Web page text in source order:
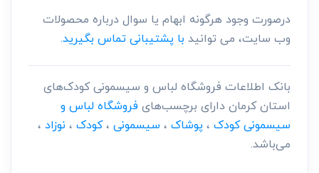
درصورت وجود هرگونه ابهام یا سوال درباره محصولات
وب سایت، می توانید با پشتیبانی تماس بگیرید.
بانک اطلاعات فروشگاه لباس و سیسمونی کودک‌های
استان کرمان دارای برچسب‌های فروشگاه لباس و
سیسمونی کودک ،پوشاک ، سیسمونی ،کودک ، نوزاد ،
می‌باشد.